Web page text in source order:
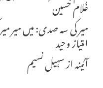
غُلام حسین
میر کی سہ صدی: میں میر
امتیاز وحید
آئینہازسہیل نسیم